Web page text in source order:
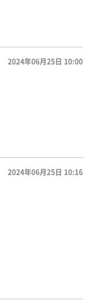
2024年06月25日 10:00
2024年06月25日 10:16